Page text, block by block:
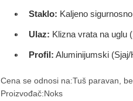
Staklo: Kaljeno
Ulaz: Klizna vrata na uglu
Profil: Aluminijumski (Sjaj/
Cena se odnosi na:Tuš paravan,
Proizvođač:Noks